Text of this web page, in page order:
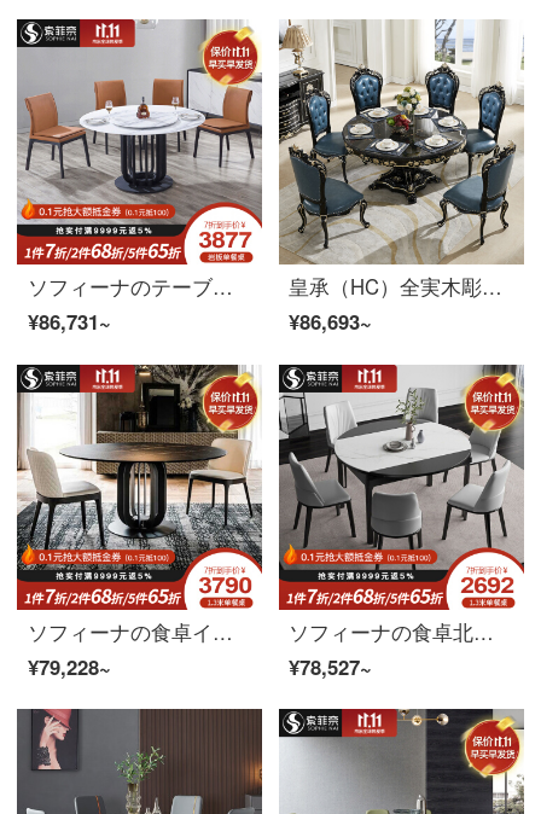
ソフィーナのテーブルは式岩プレートテーブル北欧の小さなテーブルとテーブルとテーブルの組み合わせ家庭円テーブル1.3メートルのテーブルと6つのテーブルです。
¥86,731~
皇承（HC）全実木彫刻円テーブル欧風小型テーブル大理石面733実木彫刻クラシックブラックテーブル【1.8メートル】
¥86,693~
ソフィーナの食卓イタリア式の軽い贅沢な輸入岩板の食卓の円形の北欧の円い食卓の回転盤の後で近代的な家庭用テーブルの組み合わせの直径の1.5メートルの食卓（回転盤を持ちません）の1テーブルの6椅子
¥79,228~
ソフィーナの食卓北欧の実木のテーブルとテーブルの組み合わせは現代簡単で、家庭用の小さな部屋型の円卓イタリア式の極簡単伸縮岩板の食卓は1.35メートルのテーブルがあります。
¥78,527~